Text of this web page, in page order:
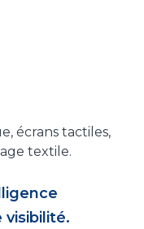
écrans tactiles,
textile.
visibilité.